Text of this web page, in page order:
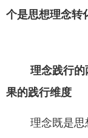
个是思想理念转
理念践行
果的践行维度
理念既是